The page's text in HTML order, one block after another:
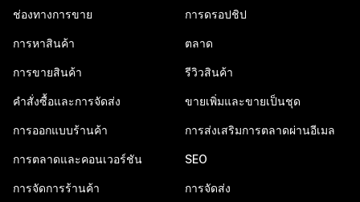
ช่องทางการขาย
การหาสินค้า
การขายสินค้า
คำสั่งซื้อและการจัดส่ง
การออกแบบร้านค้า
การตลาดและคอนเวอร์ชัน
การจัดการร้านค้า
การดรอปชิป
ตลาด
รีวิวสินค้า
ขายเพิ่มและขายเป็นชุด
การส่งเสริมการตลาดผ่านอีเมล
SEO
การจัดส่ง